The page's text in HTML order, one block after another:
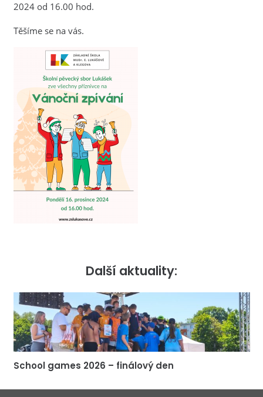
2024 od 16.00 hod.
Těšíme se na vás.
Další aktuality:
School games 2026 – finálový den